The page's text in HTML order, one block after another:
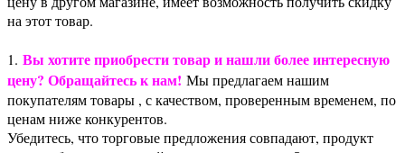
на этот товар.
1. Вы хотите приобрести товар и нашли более интересную
цену? Обращайтесь к нам! Мы предлагаем нашим
покупателям товары , с качеством, проверенным временем, по
ценам ниже конкурентов.
Убедитесь, что торговые предложения совпадают, продукт